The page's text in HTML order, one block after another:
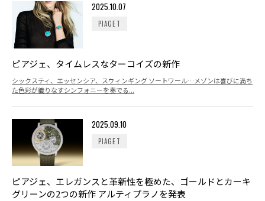
2025.10.07
PIAGET
ピアジェ、タイムレスなターコイズの新作
シックスティ、エッセンシア、スウィンギング ソートワール…メゾンは喜びに満ち
た色彩が織りなすシンフォニーを奏でる...
2025.09.10
PIAGET
ピアジェ、エレガンスと革新性を極めた、ゴールドとカーキ
グリーンの2つの新作 アルティプラノを発表